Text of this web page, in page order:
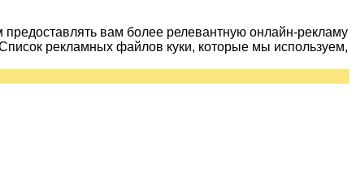
вам более релевантную онлайн-рекламу
рекламных файлов куки, которые мы используем,